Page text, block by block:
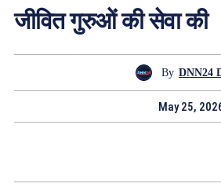
जीवित गुरुओं की सेवा की
By DNN24
May 25,